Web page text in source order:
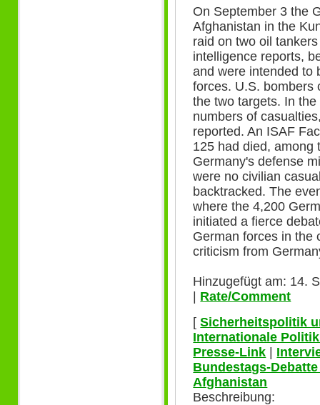
On September 3 the
Afghanistan in the
raid on two oil
intelligence reports,
and were intended to
forces. U.S. bombers
the two targets. In
numbers of
reported. An ISAF
125 had died, among
Germany's defense
were no civilian
backtracked. The
where the 4,200
initiated a fierce
German forces in the
criticism from
Hinzugefügt am: 14.
Rate/Comment
[Sicherheitspolitik
Internationale
Presse-Link |
Bundestags-
Afghanistan
Beschreibung: